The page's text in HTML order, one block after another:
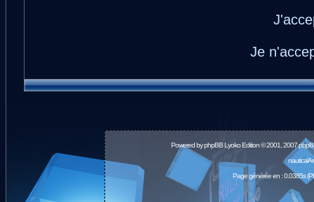
Je
Powered byphpBBLyoko Edition © 2001, 2007
Page générée en : 0.0385s